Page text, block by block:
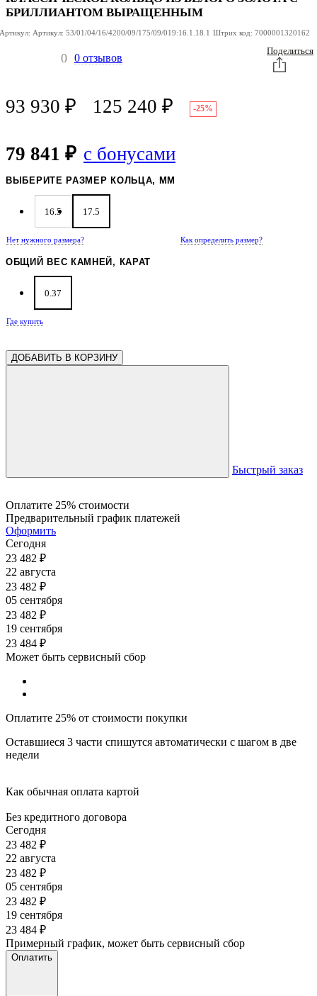
БРИЛЛИАНТОМ ВЫРАЩЕННЫМ
Артикул: Артикул: 53/01/04/16/4200/09/175/09/019:16.1.18.1 Штрих код: 7000001320162
0 0 отзывов
Поделиться
93 930 ₽ 125 240 ₽ -25%
79 841 ₽ с бонусами
ВЫБЕРИТЕ РАЗМЕР КОЛЬЦА, ММ
16.5 17.5
Нет нужного размера? Как определить размер?
ОБЩИЙ ВЕС КАМНЕЙ, КАРАТ
0.37
Где купить
ДОБАВИТЬ В КОРЗИНУ
Быстрый заказ
Оплатите 25% стоимости
Предварительный график платежей
Оформить
Сегодня
23 482 ₽
22 августа
23 482 ₽
05 сентября
23 482 ₽
19 сентября
23 484 ₽
Может быть сервисный сбор
Оплатите 25% от стоимости покупки
Оставшиеся 3 части спишутся автоматически с шагом в две
недели
Как обычная оплата картой
Без кредитного договора
Сегодня
23 482 ₽
22 августа
23 482 ₽
05 сентября
23 482 ₽
19 сентября
23 484 ₽
Примерный график, может быть сервисный сбор
Оплатить